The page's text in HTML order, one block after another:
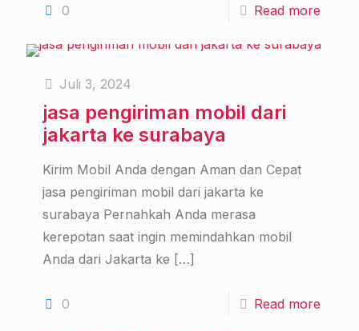
0 Read more
Juli 3, 2024
jasa pengiriman mobil dari
jakarta ke surabaya
Kirim Mobil Anda dengan Aman dan Cepat
jasa pengiriman mobil dari jakarta ke
surabaya Pernahkah Anda merasa
kerepotan saat ingin memindahkan mobil
Anda dari Jakarta ke […]
0 Read more